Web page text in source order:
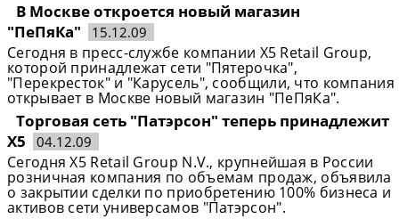
В Москве откроется новый магазин
"ПеПяКа"
15.12.09
Сегодня в пресс-службе компании X5 Retail Group,
которой принадлежат сети "Пятерочка",
"Перекресток" и "Карусель", сообщили, что компания
открывает в Москве новый магазин "ПеПяКа".
Торговая сеть "Патэрсон" теперь принадлежит
X5
04.12.09
Сегодня X5 Retail Group N.V., крупнейшая в России
розничная компания по объемам продаж, объявила
о закрытии сделки по приобретению 100% бизнеса и
активов сети универсамов "Патэрсон".